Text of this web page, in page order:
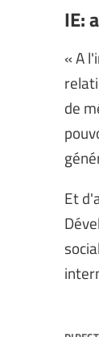
IE:
« A
de
Et